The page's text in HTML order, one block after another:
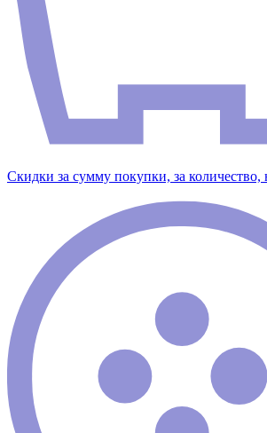
Скидки за сумму покупки, за количество,